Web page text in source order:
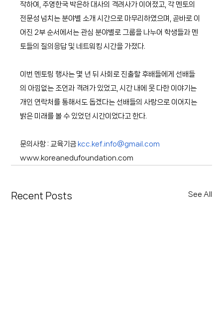
작하여, 주영한국 박은하 대사의 격려사가 이어졌고, 각 멘토의
전문성 넘치는 분야별 소개 시간으로 마무리하였으며, 곧바로 이
어진 2부 순서에서는 관심 분야별로 그룹을 나누어 학생들과 멘
토들의 질의응답 및 네트워킹 시간을 가졌다.
이번 멘토링 행사는 몇 년 뒤 사회로 진출할 후배들에게 선배들
의 아낌없는 조언과 격려가 있었고, 시간 내에 못 다한 이야기는
개인 연락처를 통해서도 돕겠다는 선배들의 사랑으로 이어지는
밝은 미래를 볼 수 있었던 시간이었다고 한다.
문의사항 : 교육기금 kcc.kef.info@gmail.com
www.koreanedufoundation.com
Recent Posts See All